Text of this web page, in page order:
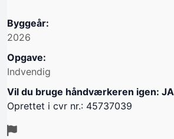
Byggeår:
2026
Opgave:
Indvendig
Vil du bruge håndværkeren igen: JA
Oprettet i cvr nr.: 45737039